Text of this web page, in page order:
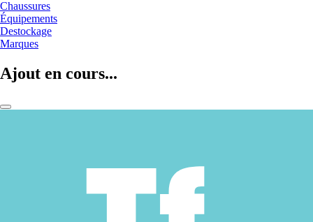
Chaussures
Équipements
Destockage
Marques
Ajout en cours...